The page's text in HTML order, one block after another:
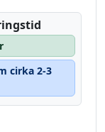
cirka 2-3